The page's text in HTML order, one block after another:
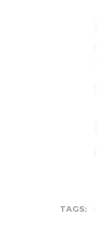
TAGS